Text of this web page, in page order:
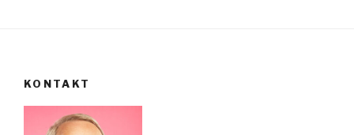
KONTAKT